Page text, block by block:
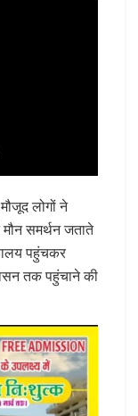
लोगों ने
समर्थन जताते
पहुंचकर
तक पहुंचाने की